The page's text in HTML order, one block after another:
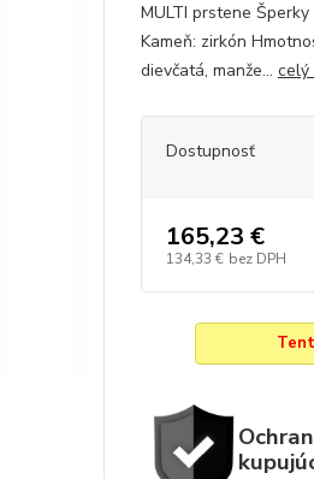
MULTI prstene
Kameň: zirkón
dievčatá, manže... celý
Dostupnosť
165,23 €
134,33 € bez DPH